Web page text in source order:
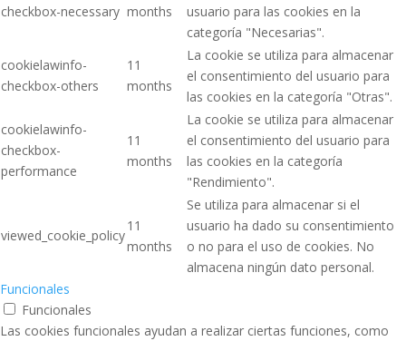
checkbox-necessary months
usuario para las cookies en la
categoría "Necesarias".
cookielawinfo-
checkbox-others
11
months
La cookie se utiliza para almacenar
el consentimiento del usuario para
las cookies en la categoría "Otras".
cookielawinfo-
checkbox-
performance
11
months
La cookie se utiliza para almacenar
el consentimiento del usuario para
las cookies en la categoría
"Rendimiento".
viewed_cookie_policy
11
months
Se utiliza para almacenar si el
usuario ha dado su consentimiento
o no para el uso de cookies. No
almacena ningún dato personal.
Funcionales
Funcionales
Las cookies funcionales ayudan a realizar ciertas funciones, como